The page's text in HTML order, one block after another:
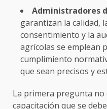
Administradores
garantizan la calidad,
consentimiento y la
agrícolas se emplean
cumplimiento
que sean precisos y
La primera pregunta no
capacitación que se